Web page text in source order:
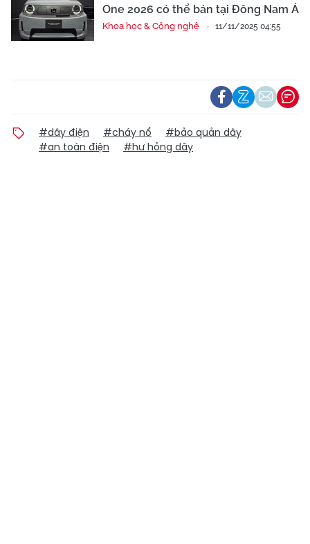
One 2026 có thể bán tại Đông Nam Á
Khoa học & Công nghệ 11/11/2025 04:55
#dây điện #cháy nổ
#bảo quản dây
#an toàn điện
#hư hỏng dây